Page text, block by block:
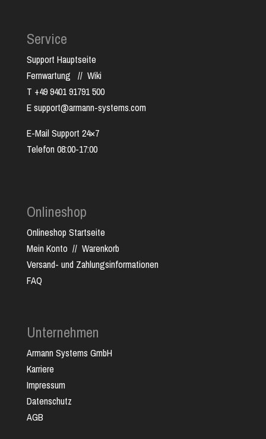
Service
Support Hauptseite
Fernwartung // Wiki
T +49 9401 91791 500
E support@armann-systems.com
E-Mail Support 24×7
Telefon 08:00-17:00
Onlineshop
Onlineshop Startseite
Mein Konto // Warenkorb
Versand- und Zahlungsinformationen
FAQ
Unternehmen
Armann Systems GmbH
Karriere
Impressum
Datenschutz
AGB